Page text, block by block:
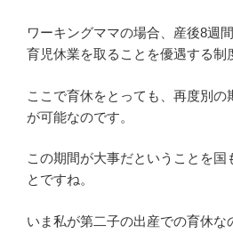
ワーキングママの場合、産後8週
育児休業を取ることを優遇する制
ここで育休をとっても、再度別の
が可能なのです。
この期間が大事だということを国
とですね。
いま私が第二子の出産での育休な